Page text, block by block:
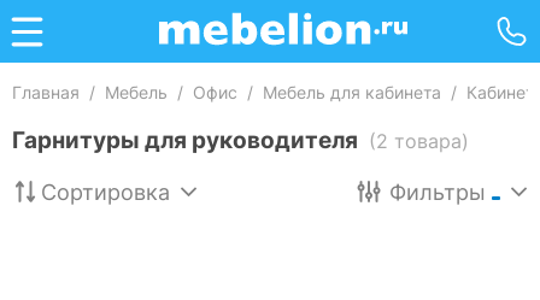
Главная / Мебель / Офис / Мебель для кабинета /
Гарнитуры для руководителя (2 товара)
Сортировка Фильтры